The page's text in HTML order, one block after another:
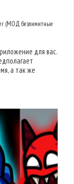
(МОД безлимитные
для вас.
а так же